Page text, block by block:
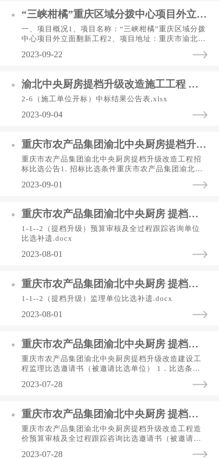
“三峡柑橘”重庆区域分拨中心项目外立面翻新工程比选公告
一、项目概况1、项目名称：“三峡柑橘”重庆区域分拨
中心项目外立面翻新工程2、项目地址：重庆市渝北区
心项目外立面翻新...
2023-09-22
渝北中央厨房提档升级改造施工工程 中标（选）结果公告表
2-6（施工单位开标）中标结果公告表.xlsx
2023-09-04
重庆市农产品集团渝北中央厨房提档升级改造工程 招标比选公告
重庆市农产品集团渝北中央厨房提档升级改造工程招
标比选公告1. 招标比选条件重庆市农产品集团渝北中
锁有限公司，资金来自业...
2023-09-01
重庆市农产品集团渝北中央厨房 提档升级改造施工工程 预算审核及全过程跟踪咨询单位比选文件补遗
1-1--2（提档升级）预算审核及全过程跟踪咨询单位
比选补遗.docx
2023-08-01
重庆市农产品集团渝北中央厨房 提档升级改造施工工程 建设工程监理比选文件补遗
1-1--2（提档升级）监理单位比选补遗.docx
2023-08-01
重庆市农产品集团渝北中央厨房 提档升级改造工程 建设工程监理比选
重庆市农产品集团渝北中央厨房提档升级改造建设工
程监理比选邀请书（被邀请比选单位） 1．比选条件
程监理，比选人为重庆供...
2023-07-28
重庆市农产品集团渝北中央厨房 提档升级改造工程 工程造价预算审核及全过程跟踪咨询比选
重庆市农产品集团渝北中央厨房提档升级改造工程造
价预算审核及全过程跟踪咨询比选邀请书（被邀请比
2023-07-28